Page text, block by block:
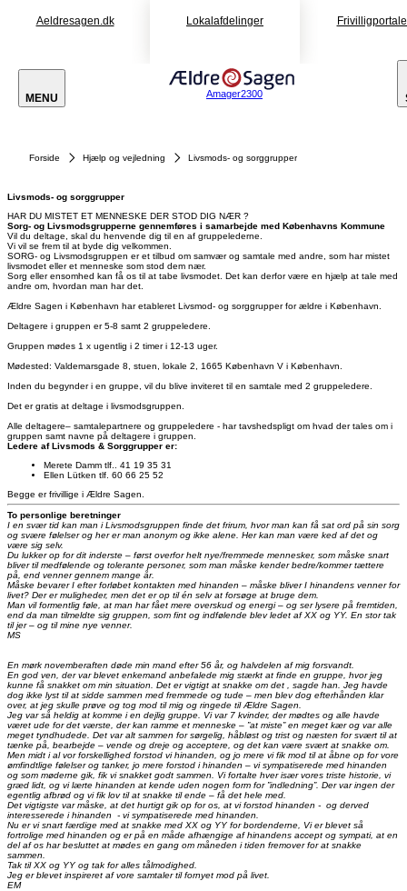
Aeldresagen.dk Lokalafdelinger
MENU Amager2300
Forside Hjælp og vejledning Livsmods- og sorggrupper
Livsmods- og sorggrupper
HAR DU MISTET ET MENNESKE DER STOD DIG NÆR ?
Sorg- og Livsmodsgrupperne gennemføres i samarbejde med Københavns Kommune
Vil du deltage, skal du henvende dig til en af gruppelederne.
Vi vil se frem til at byde dig velkommen.
SORG- og Livsmodsgruppen er et tilbud om samvær og samtale med andre, som har mistet
livsmodet eller et menneske som stod dem nær.
Sorg eller ensomhed kan få os til at tabe livsmodet. Det kan derfor være en hjælp at tale med
andre om, hvordan man har det.
Ældre Sagen i København har etableret Livsmod- og sorggrupper for ældre i København.
Deltagere i gruppen er 5-8 samt 2 gruppeledere.
Gruppen mødes 1 x ugentlig i 2 timer i 12-13 uger.
Mødested: Valdemarsgade 8, stuen, lokale 2, 1665 København V i København.
Inden du begynder i en gruppe, vil du blive inviteret til en samtale med 2 gruppeledere.
Det er gratis at deltage i livsmodsgruppen.
Alle deltagere– samtalepartnere og gruppeledere - har tavshedspligt om hvad der tales om i
gruppen samt navne på deltagere i gruppen.
Ledere af Livsmods & Sorggrupper er:
Merete Damm tlf.. 41 19 35 31
Ellen Lütken tlf. 60 66 25 52
Begge er frivillige i Ældre Sagen.
To personlige beretninger
I en svær tid kan man i Livsmodsgruppen finde det frirum, hvor man kan få sat ord på sin sorg
og svære følelser og her er man anonym og ikke alene. Her kan man være ked af det og
være sig selv.
Du lukker op for dit inderste – først overfor helt nye/fremmede mennesker, som måske snart
bliver til medfølende og tolerante personer, som man måske kender bedre/kommer tættere
på, end venner gennem mange år.
Måske bevarer I efter forløbet kontakten med hinanden – måske bliver I hinandens venner for
livet? Der er muligheder, men det er op til én selv at forsøge at bruge dem.
Man vil formentlig føle, at man har fået mere overskud og energi – og ser lysere på fremtiden,
end da man tilmeldte sig gruppen, som fint og indfølende blev ledet af XX og YY. En stor tak
til jer – og til mine nye venner.
MS
En mørk novemberaften døde min mand efter 56 år, og halvdelen af mig forsvandt.
En god ven, der var blevet enkemand anbefalede mig stærkt at finde en gruppe, hvor jeg
kunne få snakket om min situation. Det er vigtigt at snakke om det , sagde han. Jeg havde
dog ikke lyst til at sidde sammen med fremmede og tude – men blev dog efterhånden klar
over, at jeg skulle prøve og tog mod til mig og ringede til Ældre Sagen.
Jeg var så heldig at komme i en dejlig gruppe. Vi var 7 kvinder, der mødtes og alle havde
været ude for det værste, der kan ramme et menneske – ”at miste” en meget kær og var alle
meget tyndhudede. Det var alt sammen for sørgelig, håbløst og trist og næsten for svært til at
tænke på, bearbejde – vende og dreje og acceptere, og det kan være svært at snakke om.
Men midt i al vor forskellighed forstod vi hinanden, og jo mere vi fik mod til at åbne op for vore
ømfindtlige følelser og tanker, jo mere forstod i hinanden – vi sympatiserede med hinanden
og som møderne gik, fik vi snakket godt sammen. Vi fortalte hver især vores triste historie, vi
græd lidt, og vi lærte hinanden at kende uden nogen form for ”indledning”. Der var ingen der
egentlig afbrød og vi fik lov til at snakke til ende – få det hele med.
Det vigtigste var måske, at det hurtigt gik op for os, at vi forstod hinanden - og derved
interesserede i hinanden - vi sympatiserede med hinanden.
Nu er vi snart færdige med at snakke med XX og YY for bordenderne, Vi er blevet så
fortrolige med hinanden og er på en måde afhængige af hinandens accept og sympati, at en
del af os har besluttet at mødes en gang om måneden i tiden fremover for at snakke
sammen.
Tak til XX og YY og tak for alles tålmodighed.
Jeg er blevet inspireret af vore samtaler til fornyet mod på livet.
EM